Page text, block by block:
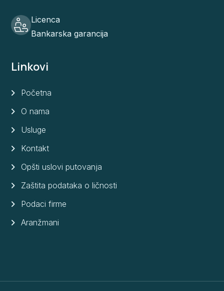
Licenca
Bankarska garancija
Linkovi
Početna
O nama
Usluge
Kontakt
Opšti uslovi putovanja
Zaštita podataka o ličnosti
Podaci firme
Aranžmani